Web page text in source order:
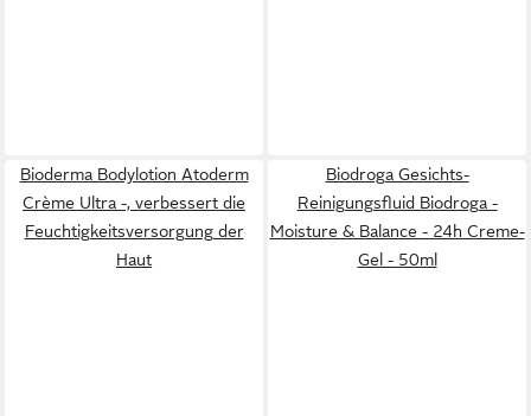
Bioderma Bodylotion Atoderm
Crème Ultra -, verbessert die
Feuchtigkeitsversorgung der
Haut
Biodroga Gesichts-
Reinigungsfluid Biodroga -
Moisture & Balance - 24h Creme-
Gel - 50ml